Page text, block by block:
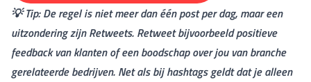
💡 Tip: De regel is niet meer dan één post per dag, maar een
uitzondering zijn Retweets. Retweet bijvoorbeeld positieve
feedback van klanten of een boodschap over jou van branche
gerelateerde bedrijven. Net als bij hashtags geldt dat je alleen